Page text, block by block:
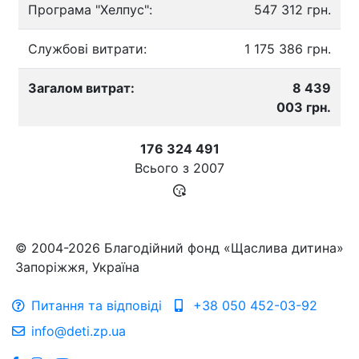
Програма "Хелпус": 547 312 грн.
Службові витрати: 1 175 386 грн.
Загалом витрат:
8 439
003 грн.
176 324 491
Всього з 2007
© 2004-2026 Благодійний фонд «Щаслива дитина»
Запоріжжя, Україна
Питання та відповіді
+38 050 452-03-92
info@deti.zp.ua